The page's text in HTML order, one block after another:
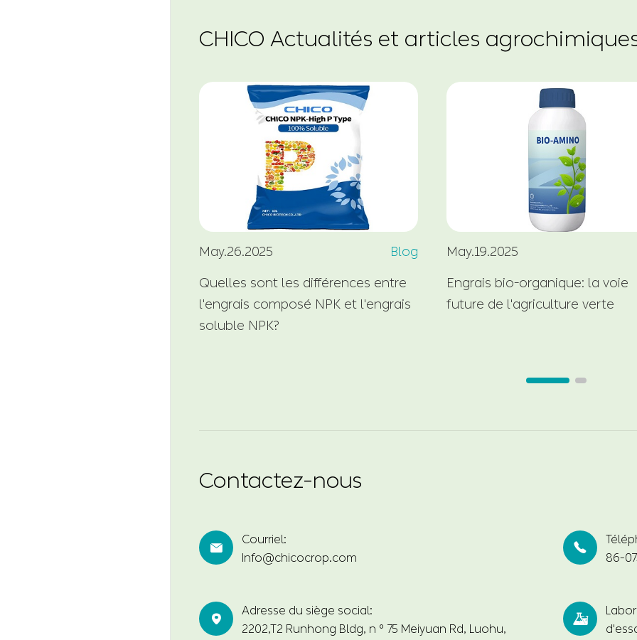
CHICO Actualités et articles
May.26.2025
Blog
Quelles sont les différences entre
l'engrais composé NPK et l'engrais
soluble NPK?
May.19.2025
Engrais bio-organique: la voie
future de l'agriculture verte
Contactez-nous

Courriel:
Info@chicocrop.com

86-

Adresse du siège social:
2202,T2 Runhong Bldg, n ° 75 Meiyuan Rd, Luohu,
